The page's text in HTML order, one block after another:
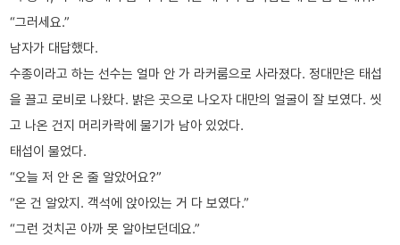
“그러세요.”
남자가 대답했다.
수종이라고 하는 선수는 얼마 안 가 라커룸으로 사라졌다. 정대만은 태섭
을 끌고 로비로 나왔다. 밝은 곳으로 나오자 대만의 얼굴이 잘 보였다. 씻
고 나온 건지 머리카락에 물기가 남아 있었다.
태섭이 물었다.
“오늘 저 안 온 줄 알았어요?”
“온 건 알았지. 객석에 앉아있는 거 다 보였다.”
“그런 것치곤 아까 못 알아보던데요.”